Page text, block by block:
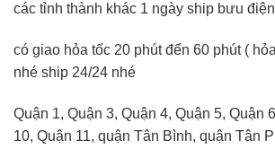
các tỉnh thành khác 1 ngày ship bưu
có giao hỏa tốc 20 phút đến 60 phút (
nhé ship 24/24 nhé
Quận 1, Quận 3, Quận 4, Quận 5, Quận
10, Quận 11, quận Tân Bình, quận Tân